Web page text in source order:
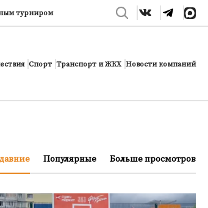
турниром
Спорт Транспорт и ЖКХ Новости компаний
Популярные Больше просмотров